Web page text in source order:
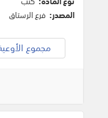
المصدر: فرع الرستاق
مجموع